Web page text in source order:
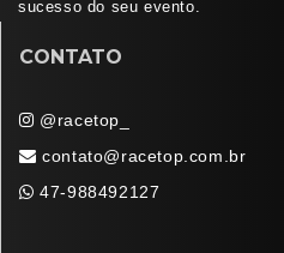
sucesso do seu evento.
CONTATO
@racetop_
contato@racetop.com.br
47-988492127